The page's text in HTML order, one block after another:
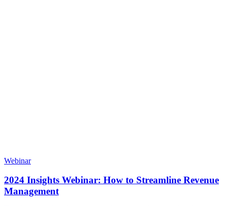
Webinar
2024 Insights Webinar: How to Streamline Revenue
Management